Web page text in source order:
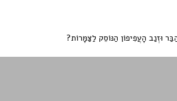
וּזְנַב הָעֲפִיפוֹן הַנּוֹסֵק לַצַּמָּרוֹת?